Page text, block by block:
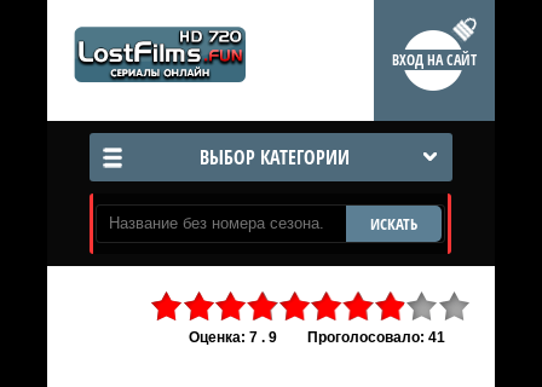
ВХОД НА САЙТ
ВЫБОР КАТЕГОРИИ
ИСКАТЬ
Оценка: 7 . 9 Проголосовало: 41